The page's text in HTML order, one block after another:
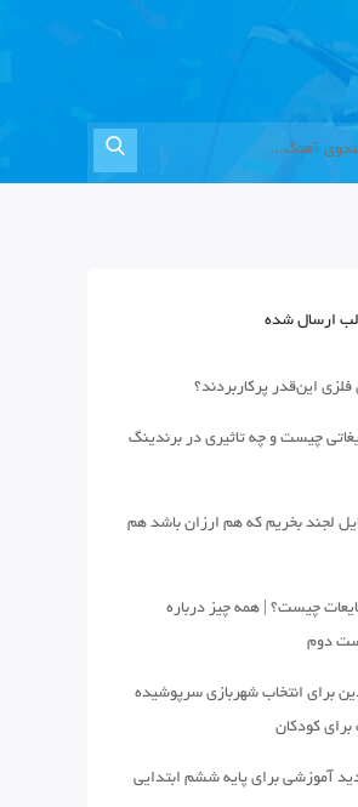
ارسال شده
این‌قدر پرکاربردند؟
چیست و چه تاثیری در برندینگ
لجند بخریم که هم ارزان باشد هم
چیست؟ | همه چیز درباره
دوم
برای انتخاب شهربازی سرپوشیده
کودکان
آموزشی برای پایه ششم ابتدایی